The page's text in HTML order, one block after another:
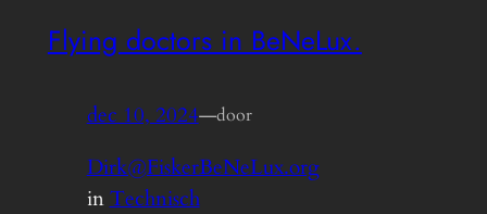
Flying doctors in BeNeLux.
dec 10, 2024—door
Dirk@FiskerBeNeLux.org
inTechnisch